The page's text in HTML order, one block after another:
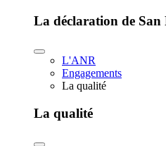
La déclaration de San
L'ANR
Engagements
La qualité
La qualité